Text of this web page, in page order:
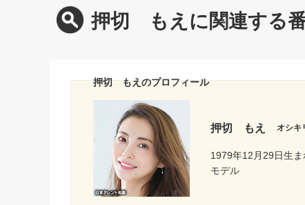
押切 もえに関連する
押切 もえのプロフィール
押切 もえ オシ
1979年12月29日生ま
モデル